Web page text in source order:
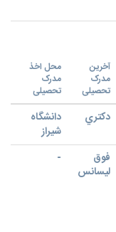
آخرین
مدرک
تحصیلی
محل اخذ
مدرک
تحصیلی
دكتري
دانشگاه
شيراز
فوق
ليسانس
-